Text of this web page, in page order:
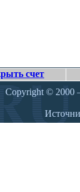
счет
Copyright © 2000